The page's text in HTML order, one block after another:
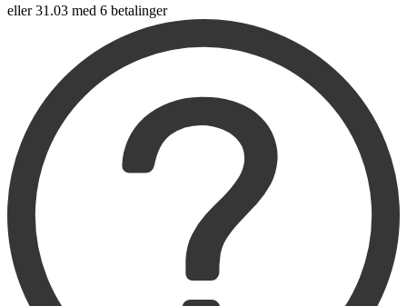
eller 31.03 med 6 betalinger